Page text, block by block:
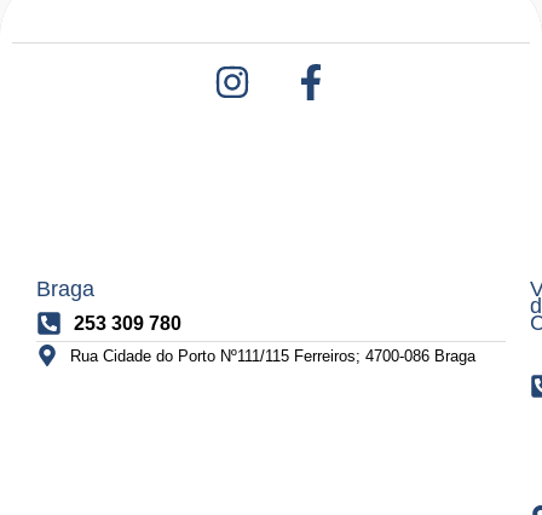
Braga
253 309 780
Rua Cidade do Porto Nº111/115 Ferreiros; 4700-086 Braga